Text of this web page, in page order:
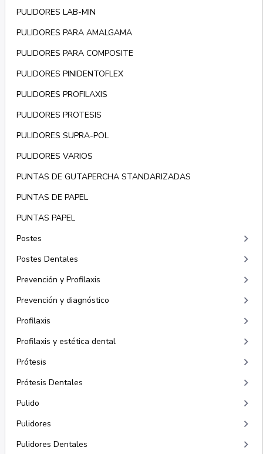
PULIDORES LAB-MIN
PULIDORES PARA AMALGAMA
PULIDORES PARA COMPOSITE
PULIDORES PINIDENTOFLEX
PULIDORES PROFILAXIS
PULIDORES PROTESIS
PULIDORES SUPRA-POL
PULIDORES VARIOS
PUNTAS DE GUTAPERCHA STANDARIZADAS
PUNTAS DE PAPEL
PUNTAS PAPEL
Postes
keyboard_arrow_right
Postes Dentales keyboard_arrow_right
Prevención y Profilaxis keyboard_arrow_right
Prevención y diagnóstico keyboard_arrow_right
Profilaxis keyboard_arrow_right
Profilaxis y estética dental keyboard_arrow_right
Prótesis keyboard_arrow_right
Prótesis Dentales keyboard_arrow_right
Pulido keyboard_arrow_right
Pulidores keyboard_arrow_right
Pulidores Dentales keyboard_arrow_right